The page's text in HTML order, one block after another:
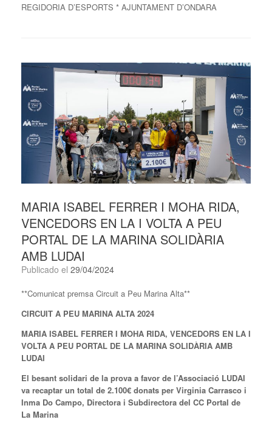
REGIDORIA D’ESPORTS * AJUNTAMENT D’ONDARA
MARIA ISABEL FERRER I MOHA RIDA,
VENCEDORS EN LA I VOLTA A PEU
PORTAL DE LA MARINA SOLIDÀRIA
AMB LUDAI
Publicado el 29/04/2024
**Comunicat premsa Circuit a Peu Marina Alta**
CIRCUIT A PEU MARINA ALTA 2024
MARIA ISABEL FERRER I MOHA RIDA, VENCEDORS EN LA I
VOLTA A PEU PORTAL DE LA MARINA SOLIDÀRIA AMB
LUDAI
El besant solidari de la prova a favor de l’Associació LUDAI
va recaptar un total de 2.100€ donats per Virginia Carrasco i
Inma Do Campo, Directora i Subdirectora del CC Portal de
La Marina